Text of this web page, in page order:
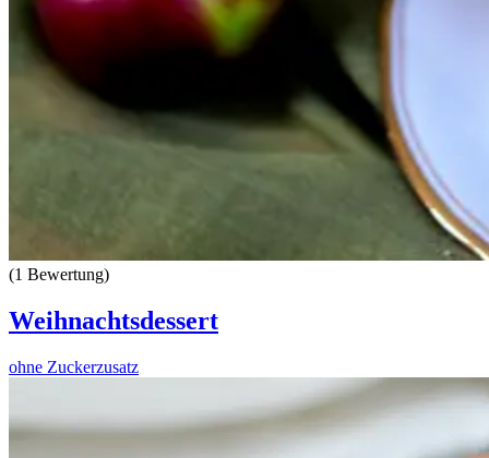
(1 Bewertung)
Weihnachtsdessert
ohne Zuckerzusatz